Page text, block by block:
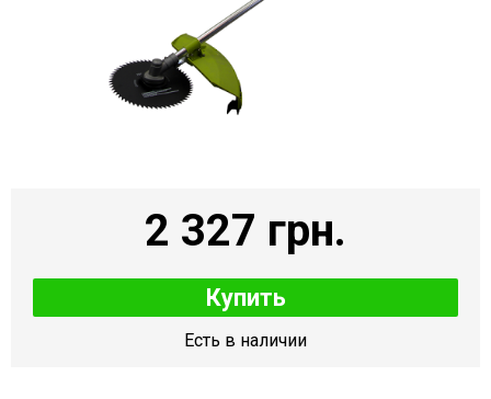
2 327 грн.
Купить
Есть в наличии